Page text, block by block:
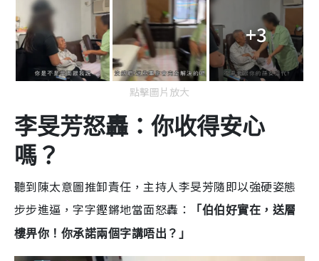
+3
點擊圖片放大
李旻芳怒轟：你收得安心
嗎？
聽到陳太意圖推卸責任，主持人李旻芳隨即以強硬姿態
步步進逼，字字鏗鏘地當面怒轟：
「伯伯好實在，送層
樓畀你！你承諾兩個字講唔出？」